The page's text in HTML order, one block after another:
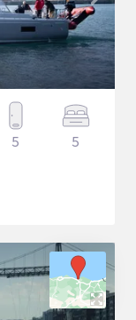
5 5